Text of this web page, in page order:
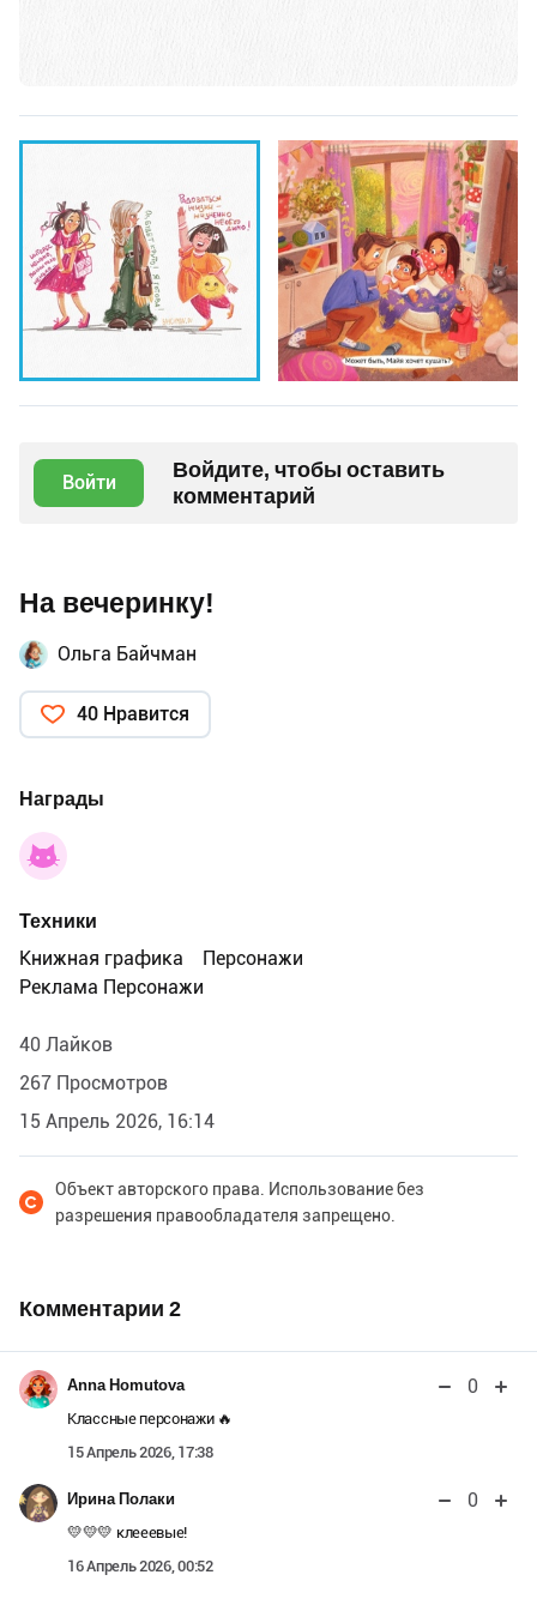
Войти
Войдите, чтобы оставить
комментарий
На вечеринку!
Ольга Байчман
40 Нравится
Награды
Техники
Книжная графика
Персонажи
Реклама Персонажи
40 Лайков
267 Просмотров
15 Апрель 2026, 16:14
Объект авторского права. Использование без
разрешения правообладателя запрещено.
Комментарии 2
Anna Homutova 0
Классные персонажи 🔥
15 Апрель 2026, 17:38
Ирина Полаки 0
💛💛💛 клееевые!
16 Апрель 2026, 00:52